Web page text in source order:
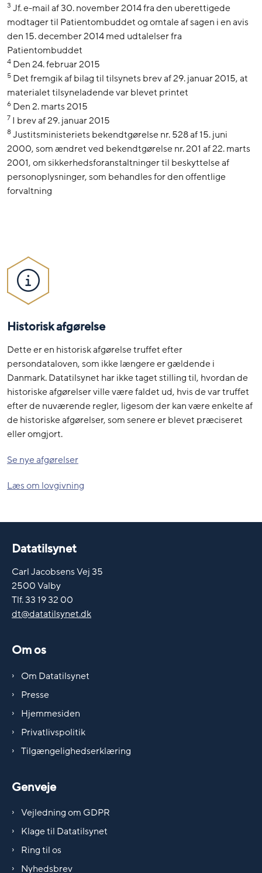
3 Jf. e-mail af 30. november 2014 fra den uberettigede
modtager til Patientombuddet og omtale af sagen i en avis
den 15. december 2014 med udtalelser fra
Patientombuddet
4 Den 24. februar 2015
5 Det fremgik af bilag til tilsynets brev af 29. januar 2015, at
materialet tilsyneladende var blevet printet
6 Den 2. marts 2015
7 I brev af 29. januar 2015
8Justitsministeriets bekendtgørelse nr. 528 af 15. juni
2000, som ændret ved bekendtgørelse nr. 201 af 22. marts
2001, om sikkerhedsforanstaltninger til beskyttelse af
personoplysninger, som behandles for den offentlige
forvaltning
Historisk afgørelse
Dette er en historisk afgørelse truffet efter
persondataloven, som ikke længere er gældende i
Danmark. Datatilsynet har ikke taget stilling til, hvordan de
historiske afgørelser ville være faldet ud, hvis de var truffet
efter de nuværende regler, ligesom der kan være enkelte af
de historiske afgørelser, som senere er blevet præciseret
eller omgjort.
Se nye afgørelser
Læs om lovgivning
Datatilsynet
Carl Jacobsens Vej 35
2500 Valby
Tlf. 33 19 32 00
dt@datatilsynet.dk
Om os
Om Datatilsynet
Presse
Hjemmesiden
Privatlivspolitik
Tilgængelighedserklæring
Genveje
Vejledning om GDPR
Klage til Datatilsynet
Ring til os
Nyhedsbrev